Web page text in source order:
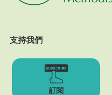
支持我們
訂閱